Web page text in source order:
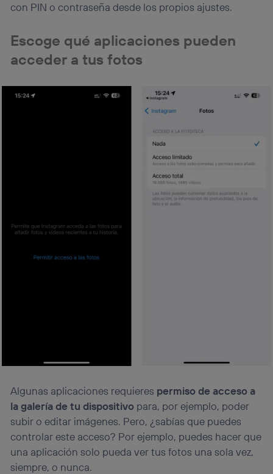
con PIN o contraseña desde los propios ajustes.
Escoge qué aplicaciones pueden
acceder a tus fotos
Algunas aplicaciones requieres permiso de acceso a
la galería de tu dispositivo para, por ejemplo, poder
subir o editar imágenes. Pero, ¿sabías que puedes
controlar este acceso? Por ejemplo, puedes hacer que
una aplicación solo pueda ver tus fotos una sola vez,
siempre, o nunca.